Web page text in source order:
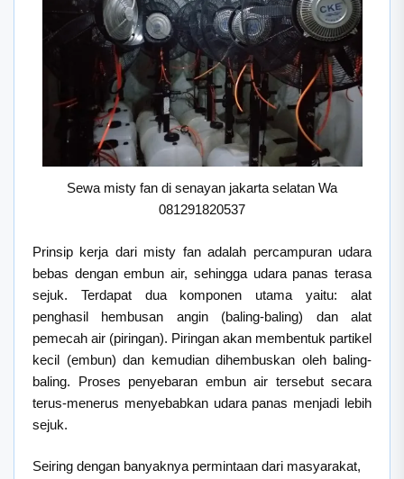
Sewa misty fan di senayan jakarta selatan Wa
081291820537
Prinsip kerja dari misty fan adalah percampuran udara
bebas dengan embun air, sehingga udara panas terasa
sejuk. Terdapat dua komponen utama yaitu: alat
penghasil hembusan angin (baling-baling) dan alat
pemecah air (piringan). Piringan akan membentuk partikel
kecil (embun) dan kemudian dihembuskan oleh baling-
baling. Proses penyebaran embun air tersebut secara
terus-menerus menyebabkan udara panas menjadi lebih
sejuk.
Seiring dengan banyaknya permintaan dari masyarakat,